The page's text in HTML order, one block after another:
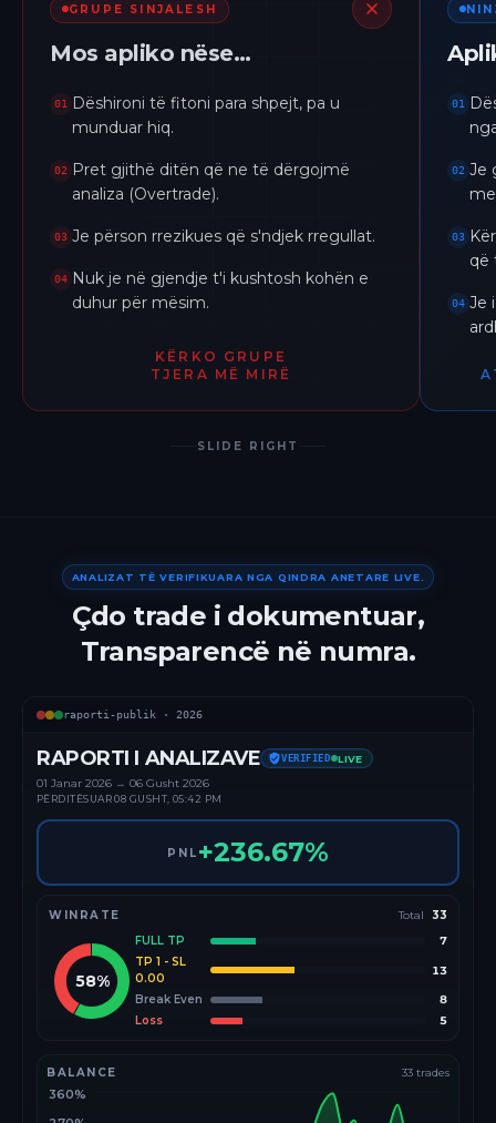
GRUPE SINJALESH
Mos apliko nëse…
01
Dëshironi të fitoni para shpejt, pa u
munduar hiq.
02
Pret gjithë ditën që ne të dërgojmë
analiza (Overtrade).
03 Je përson rrezikues që s'ndjek rregullat.
04 Nuk je në gjendje t'i kushtosh kohën e
duhur për mësim.
KËRKO GRUPE
TJERA MË MIRË
01
02 Je
03
që
04 Je
SLIDE RIGHT
ANALIZAT TË VERIFIKUARA NGA QINDRA ANETARE LIVE.
Çdo trade i dokumentuar,
Transparencë në numra.
raporti-publik · 2026
RAPORTI I ANALIZAVE VERIFIED LIVE
01 Janar 2026 → 06 Gusht 2026
PËRDITËSUAR08 GUSHT, 05:42 PM
PNL +236.67%
WINRATE Total 33
58%
FULL TP
7
TP 1 - SL
0.00
13
Break Even
8
Loss
5
BALANCE 33 trades
360%